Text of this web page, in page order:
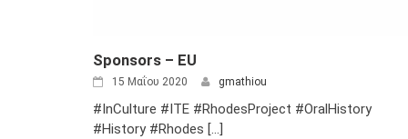
Sponsors – EU
15 Μαΐου 2020 gmathiou
#InCulture #ITE #RhodesProject #OralHistory
#History #Rhodes [...]